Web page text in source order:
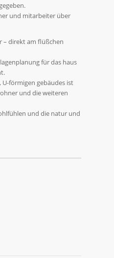
und mitarbeiter über
– direkt am flüßchen
für das haus
förmigen gebäudes ist
und die weiteren
und die natur und